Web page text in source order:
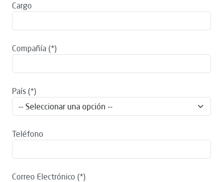
Cargo
Compañía
País
Teléfono
Correo Electrónico